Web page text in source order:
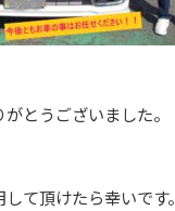
とうございました。
て頂けたら幸いです。